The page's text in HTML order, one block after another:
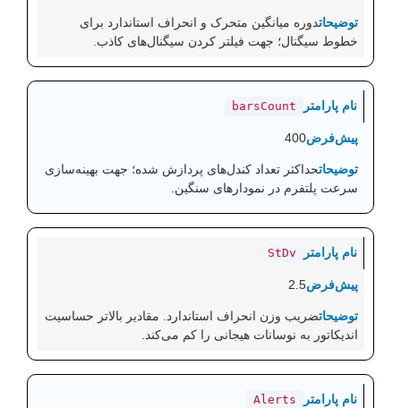
دوره میانگین متحرک و انحراف استاندارد برای
خطوط سیگنال؛ جهت فیلتر کردن سیگنال‌های کاذب.
barsCount
400
حداکثر تعداد کندل‌های پردازش شده؛ جهت بهینه‌سازی
سرعت پلتفرم در نمودارهای سنگین.
StDv
2.5
ضریب وزن انحراف استاندارد. مقادیر بالاتر حساسیت
اندیکاتور به نوسانات هیجانی را کم می‌کند.
Alerts